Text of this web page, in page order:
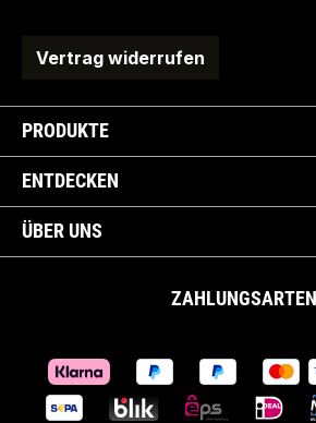
Vertrag widerrufen
PRODUKTE
ENTDECKEN
ÜBER UNS
ZAHLUNGSARTEN